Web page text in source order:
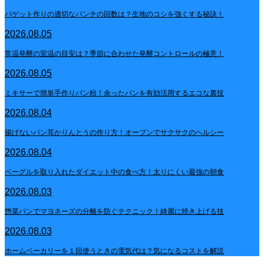
バゲット作りの適切なパンチの回数は？生地のコシを強くする秘訣！
2026.08.05
常温発酵の室温の目安は？季節に合わせた発酵コントロールの極意！
2026.08.05
ミキサーで簡単手作りパン粉！余ったパンを有効活用するエコな裏技
2026.08.04
揚げないパン耳かりんとうの作り方！オーブンでサクサクのヘルシー
2026.08.04
ベーグルを取り入れたダイエット中の食べ方！太りにくい最強の朝食
2026.08.03
惣菜パンでマヨネーズの分離を防ぐテクニック！綺麗に焼き上げる技
2026.08.03
ホームベーカリーを１回使うときの電気代は？気になるコストを解説